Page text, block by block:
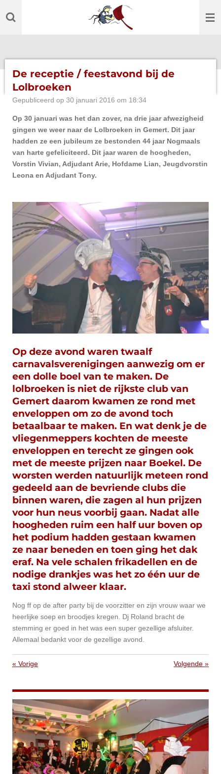
direct
De receptie / feestavond bij de
Lolbroeken
Gepubliceerd op 30 januari 2016 om 18:34
Op 30 januari was het dan zover, na drie jaar afwezigheid
gingen we weer naar de Lolbroeken in Gemert. Dit jaar
hadden ze een jubileum ze bestonden 44 jaar Nogmaals
van harte gefeliciteerd. Dit jaar waren de hoogheden,
Vorstin Vivian, Adjudant Arie, Hofdame Lian, Jeugdvorstin
Leona en Adjudant Tony.
Op deze avond waren twaalf
carnavalsverenigingen aanwezig om er
een dolle boel van te maken. De
lolbroeken is niet de rijkste club van
Gemert daarom kwamen ze rond met
enveloppen om zo de avond toch
betaalbaar te maken. En wat denk je de
vliegenmeppers kochten de meeste
enveloppen en terecht ze gingen ook
met de meeste prijzen naar Boekel. De
worsten werden natuurlijk meteen rond
gedeeld aan de bevriende clubs die
binnen waren, die zagen al hun prijzen
voor hun neus voorbij gaan. Nadat alle
hoogheden ruim een half uur boven op
het podium hadden gestaan kwamen
ze naar beneden en toen ging het dak
eraf. Na vele schalen frikadellen en de
nodige drankjes was het zo één uur de
taxi stond alweer klaar.
Nog ff op de after party bij de voorzitter en zijn vrouw waar we
heerlijke soep en broodjes kregen. Dj Roland bracht de
stemming er goed in het was een super gezellige afsluiter.
Allemaal bedankt voor de gezellige avond.
« Vorige Volgende »